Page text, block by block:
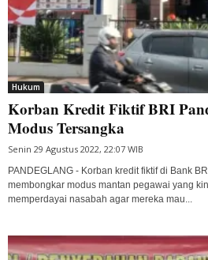
Hukum
Korban Kredit Fiktif BRI
Modus Tersangka
Senin 29 Agustus 2022, 22:07 WIB
PANDEGLANG - Korban kredit fiktif di Bank
membongkar modus mantan pegawai yang
memperdayai nasabah agar mereka mau...